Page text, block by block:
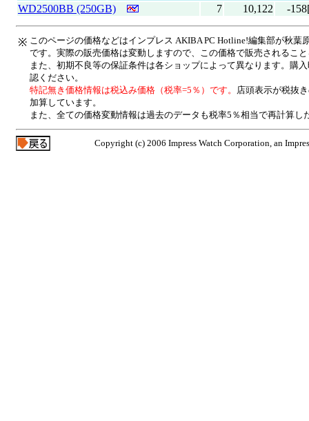
WD2500BB (250GB)
7 10,122 -
※ このページの価格などはインプレス AKIBA PC Hotline!編集部が秋葉
です。実際の販売価格は変動しますので、この価格で販売されるこ
また、初期不良等の保証条件は各ショップによって異なります。購
認ください。
特記無き価格情報は税込み価格（税率=5％）です。 店頭表示が税抜
加算しています。
また、全ての価格変動情報は過去のデータも税率5％相当で再計算し
Copyright (c) 2006 Impress Watch Corporation, an